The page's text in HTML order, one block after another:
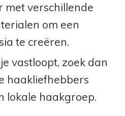
met verschillende
om een
te creëren.
vastloopt, zoek dan
haakliefhebbers
lokale haakgroep.